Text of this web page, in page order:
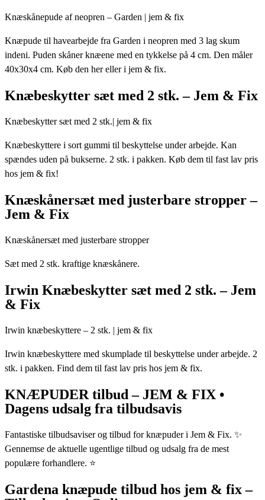
Knæskånepude af neopren – Garden | jem & fix
Knæpude til havearbejde fra Garden i neopren med 3 lag skum
indeni. Puden skåner knæene med en tykkelse på 4 cm. Den måler
40x30x4 cm. Køb den her eller i jem & fix.
Knæbeskytter sæt med 2 stk. – Jem & Fix
Knæbeskytter sæt med 2 stk.| jem & fix
Knæbeskyttere i sort gummi til beskyttelse under arbejde. Kan
spændes uden på bukserne. 2 stk. i pakken. Køb dem til fast lav pris
hos jem & fix!
Knæskånersæt med justerbare stropper –
Jem & Fix
Knæskånersæt med justerbare stropper
Sæt med 2 stk. kraftige knæskånere.
Irwin Knæbeskytter sæt med 2 stk. – Jem
& Fix
Irwin knæbeskyttere – 2 stk. | jem & fix
Irwin knæbeskyttere med skumplade til beskyttelse under arbejde. 2
stk. i pakken. Find dem til fast lav pris hos jem & fix.
KNÆPUDER tilbud – JEM & FIX •
Dagens udsalg fra tilbudsavis
Fantastiske tilbudsaviser og tilbud for knæpuder i Jem & Fix. ✨
Gennemse de aktuelle ugentlige tilbud og udsalg fra de mest
populære forhandlere. ⭐
Gardena knæpude tilbud hos jem & fix –